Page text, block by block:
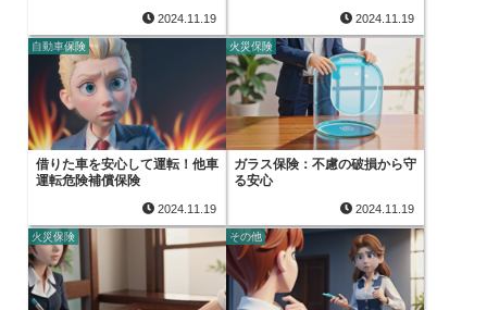
2024.11.19 2024.11.19
自動車保険
借りた車を安心して運転！他車
運転危険補償保険
2024.11.19
火災保険
ガラス保険：不慮の破損から守
る安心
2024.11.19
火災保険 その他